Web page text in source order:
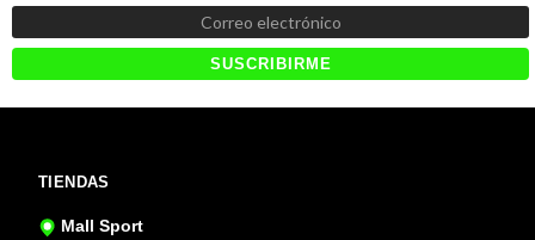
TIENDAS
Mall Sport